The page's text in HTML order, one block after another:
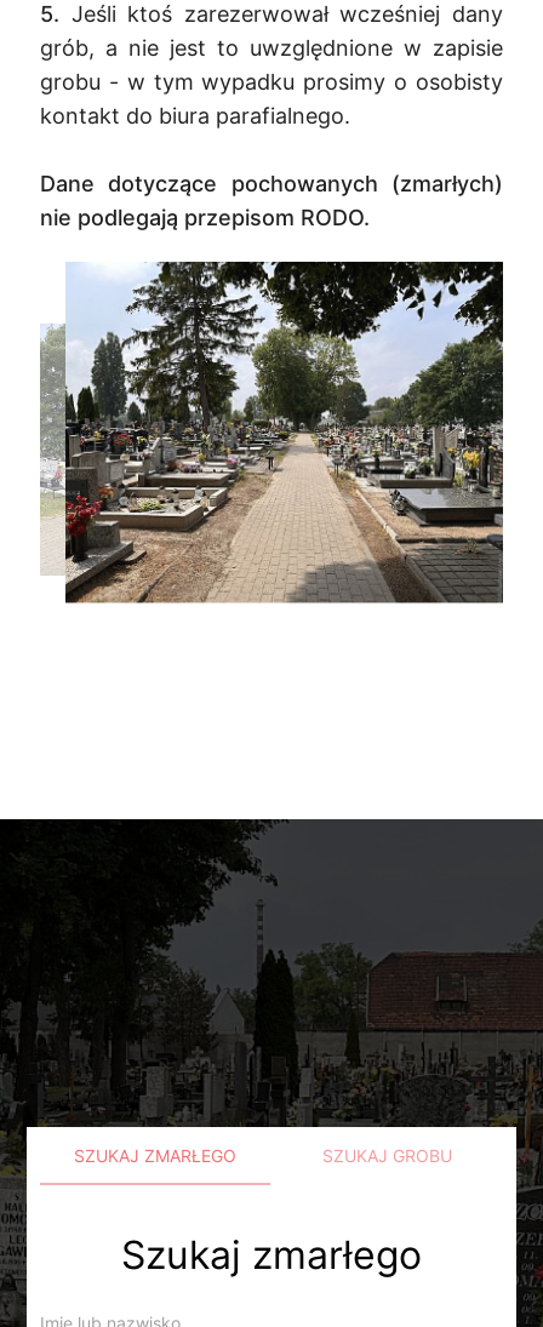
5. Jeśli ktoś zarezerwował wcześniej dany
grób, a nie jest to uwzględnione w zapisie
grobu - w tym wypadku prosimy o osobisty
kontakt do biura parafialnego.
Dane dotyczące pochowanych (zmarłych)
nie podlegają przepisom RODO.
SZUKAJ ZMARŁEGO SZUKAJ GROBU
Szukaj zmarłego
Imię lub nazwisko